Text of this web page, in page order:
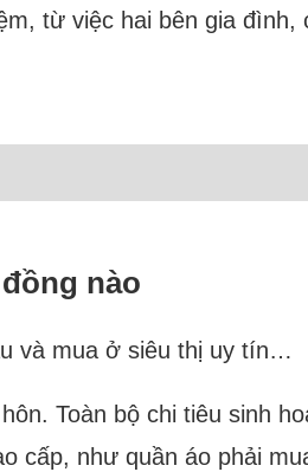
từ việc hai bên gia đình,
nào
và mua ở siêu thị uy tín…
Toàn bộ chi tiêu sinh
cấp, như quần áo phải